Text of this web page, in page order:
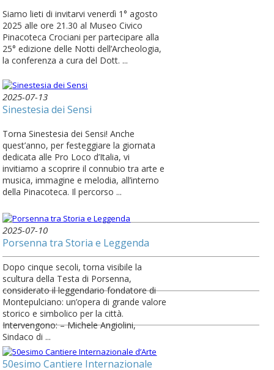
Siamo lieti di invitarvi venerdì 1° agosto
2025 alle ore 21.30 al Museo Civico
Pinacoteca Crociani per partecipare alla
25° edizione delle Notti dell’Archeologia,
la conferenza a cura del Dott. ...
2025-07-13
Sinestesia dei Sensi
Torna Sinestesia dei Sensi! Anche
quest’anno, per festeggiare la giornata
dedicata alle Pro Loco d’Italia, vi
invitiamo a scoprire il connubio tra arte e
musica, immagine e melodia, all’interno
della Pinacoteca. Il percorso ...
2025-07-10
Porsenna tra Storia e Leggenda
Dopo cinque secoli, torna visibile la
scultura della Testa di Porsenna,
considerato il leggendario fondatore di
Montepulciano: un’opera di grande valore
storico e simbolico per la città.
Intervengono: – Michele Angiolini,
Sindaco di ...
50esimo Cantiere Internazionale